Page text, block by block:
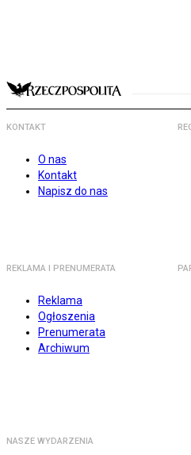
KONTAKT
O nas
Kontakt
Napisz do nas
REKLAMA I PRENUMERATA
Reklama
Ogłoszenia
Prenumerata
Archiwum
NASZE WYDARZENIA